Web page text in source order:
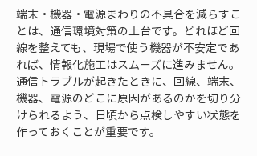
端末・機器・電源まわりの不具合を減らすこ
とは、通信環境対策の土台です。どれほど回
線を整えても、現場で使う機器が不安定であ
れば、情報化施工はスムーズに進みません。
通信トラブルが起きたときに、回線、端末、
機器、電源のどこに原因があるのかを切り分
けられるよう、日頃から点検しやすい状態を
作っておくことが重要です。